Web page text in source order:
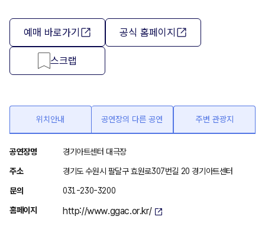
예매 바로가기 공식 홈페이지
스크랩
위치안내 공연장의 다른 공연 주변 관광지
위
치
안
공연장명 경기아트센터 대극장
주소 경기도 수원시 팔달구 효원로307번길 20 경기아트센터
문의 031-230-3200
홈페이지 http://www.ggac.or.kr/